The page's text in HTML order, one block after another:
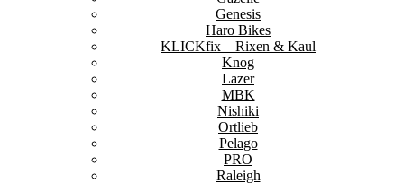
Genesis
Haro Bikes
KLICKfix – Rixen & Kaul
Knog
Lazer
MBK
Nishiki
Ortlieb
Pelago
PRO
Raleigh